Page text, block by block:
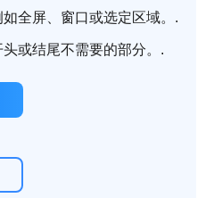
全屏、窗口或选定区域。.
或结尾不需要的部分。.